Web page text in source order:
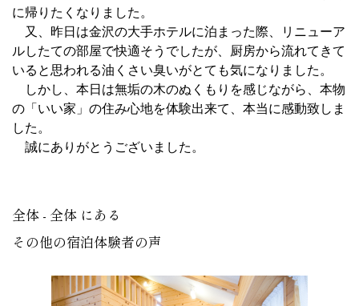
に帰りたくなりました。
又、昨日は金沢の大手ホテルに泊まった際、リニューア
ルしたての部屋で快適そうでしたが、厨房から流れてきて
いると思われる油くさい臭いがとても気になりました。
しかし、本日は無垢の木のぬくもりを感じながら、本物
の「いい家」の住み心地を体験出来て、本当に感動致しま
した。
誠にありがとうございました。
全体 - 全体 にある
その他の宿泊体験者の声